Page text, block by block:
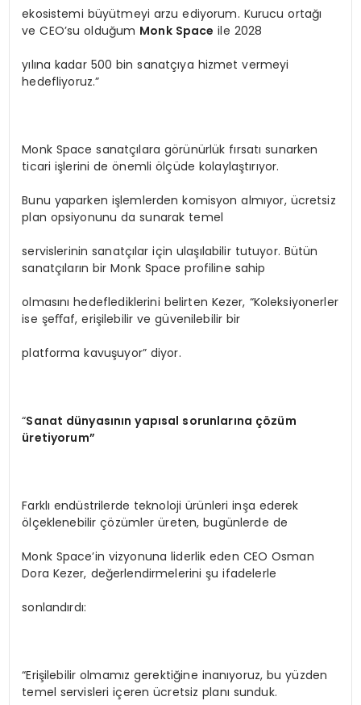
ekosistemi büyütmeyi arzu ediyorum. Kurucu ortağı
ve CEO’su olduğum Monk Space ile 2028
yılına kadar 500 bin sanatçıya hizmet vermeyi
hedefliyoruz.”
Monk Space sanatçılara görünürlük fırsatı sunarken
ticari işlerini de önemli ölçüde kolaylaştırıyor.
Bunu yaparken işlemlerden komisyon almıyor, ücretsiz
plan opsiyonunu da sunarak temel
servislerinin sanatçılar için ulaşılabilir tutuyor. Bütün
sanatçıların bir Monk Space profiline sahip
olmasını hedeflediklerini belirten Kezer, “Koleksiyonerler
ise şeﬀaf, erişilebilir ve güvenilebilir bir
platforma kavuşuyor” diyor.
“Sanat dünyasının yapısal sorunlarına çözüm
üretiyorum”
Farklı endüstrilerde teknoloji ürünleri inşa ederek
ölçeklenebilir çözümler üreten, bugünlerde de
Monk Space’in vizyonuna liderlik eden CEO Osman
Dora Kezer, değerlendirmelerini şu ifadelerle
sonlandırdı:
“Erişilebilir olmamız gerektiğine inanıyoruz, bu yüzden
temel servisleri içeren ücretsiz planı sunduk.